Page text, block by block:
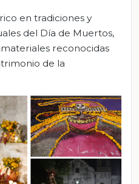
en tradiciones y
del Día de Muertos,
reconocidas
de la